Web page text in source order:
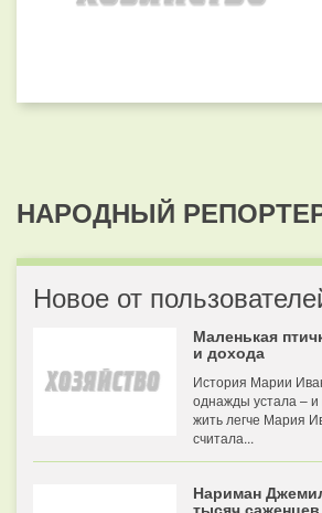
НАРОДНЫЙ
Новое от
Маленькая
и дохода
История Марии
однажды устала – и
жить легче Мария
считала...
Нариман